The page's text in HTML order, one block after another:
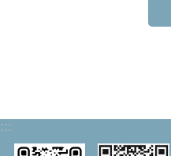
:::